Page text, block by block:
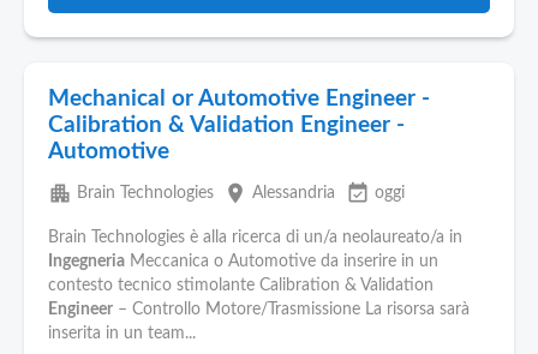
Mechanical or Automotive Engineer -
Calibration & Validation Engineer -
Automotive
apartment Brain Technologies place Alessandria event_available oggi
Brain Technologies è alla ricerca di un/a neolaureato/a in
Ingegneria Meccanica o Automotive da inserire in un
contesto tecnico stimolante Calibration & Validation
Engineer – Controllo Motore/Trasmissione La risorsa sarà
inserita in un team...